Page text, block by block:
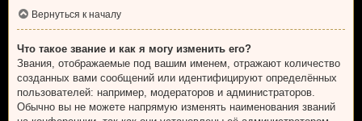
Вернуться к началу
Что такое звание и как я могу изменить его?
Звания, отображаемые под вашим именем, отражают количество
созданных вами сообщений или идентифицируют определённых
пользователей: например, модераторов и администраторов.
Обычно вы не можете напрямую изменять наименования званий